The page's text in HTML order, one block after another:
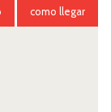
como llegar